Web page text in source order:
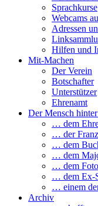
Sprachkurse
Webcams
Adressen
Hilfen und
Mit-Machen
Der Verein
Botschafter
Unterstützer
Ehrenamt
Der Mensch
… dem
… der
… dem
… dem
… dem
… dem Ex-
… einem
Archiv